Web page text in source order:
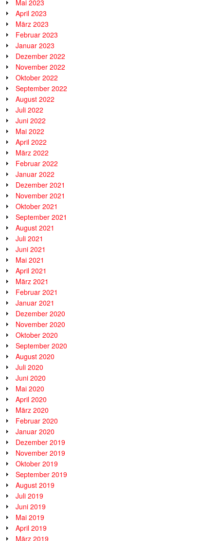
Mai 2023
April 2023
März 2023
Februar 2023
Januar 2023
Dezember 2022
November 2022
Oktober 2022
September 2022
August 2022
Juli 2022
Juni 2022
Mai 2022
April 2022
März 2022
Februar 2022
Januar 2022
Dezember 2021
November 2021
Oktober 2021
September 2021
August 2021
Juli 2021
Juni 2021
Mai 2021
April 2021
März 2021
Februar 2021
Januar 2021
Dezember 2020
November 2020
Oktober 2020
September 2020
August 2020
Juli 2020
Juni 2020
Mai 2020
April 2020
März 2020
Februar 2020
Januar 2020
Dezember 2019
November 2019
Oktober 2019
September 2019
August 2019
Juli 2019
Juni 2019
Mai 2019
April 2019
März 2019